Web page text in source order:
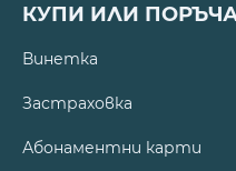
КУПИ ИЛИ
Винетка
Застраховка
Абонаментни карти